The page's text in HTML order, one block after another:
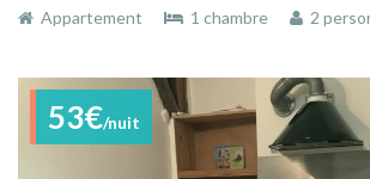
Appartement
1 chambre 2
53€/nuit